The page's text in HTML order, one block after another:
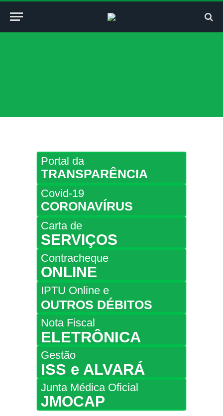
Portal da
TRANSPARÊNCIA
Covid-19
CORONAVÍRUS
Carta de
SERVIÇOS
Contracheque
ONLINE
IPTU Online e
OUTROS DÉBITOS
Nota Fiscal
ELETRÔNICA
Gestão
ISS e ALVARÁ
Junta Médica Oficial
JMOCAP